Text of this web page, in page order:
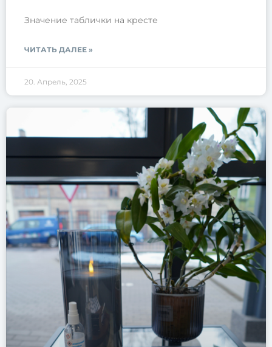
Значение таблички на кресте
ЧИТАТЬ ДАЛЕЕ »
20. Апрель, 2025